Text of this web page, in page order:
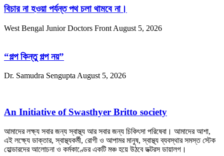
বিচার না হওয়া পর্যন্ত পথ চলা থামবে না।
West Bengal Junior Doctors Front August 5, 2026
“গল্প কিন্তু গল্প নয়”
Dr. Samudra Sengupta August 5, 2026
An Initiative of Swasthyer Britto society
আমাদের লক্ষ্য সবার জন্য স্বাস্থ্য আর সবার জন্য চিকিৎসা পরিষেবা। আমাদের আশা,
এই লক্ষ্যে ডাক্তার, স্বাস্থ্যকর্মী, রোগী ও আপামর মানুষ, স্বাস্থ্য ব্যবস্থার সমস্ত স্টেক
হোল্ডারদের আলোচনা ও কর্মকাণ্ডের একটি মঞ্চ হয়ে উঠবে ডক্টরস ডায়ালগ।